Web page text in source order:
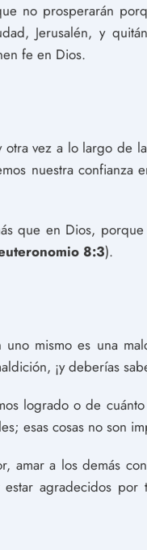
no prosperarán
Jerusalén, y
fe en Dios.
vez a lo largo de
nuestra
que en Dios,
8:3).
mismo es una
¡y deberías
logrado o de
esas cosas no son
amar a los demás
estar agradecidos